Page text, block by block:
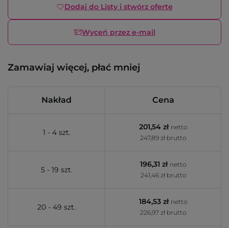
Dodaj do Listy i stwórz ofertę
Wyceń przez e-mail
Zamawiaj więcej, płać mniej
Nakład Cena
1 - 4 szt.
201,54 zł netto
247,89 zł brutto
5 - 19 szt.
196,31 zł netto
241,46 zł brutto
20 - 49 szt.
184,53 zł netto
226,97 zł brutto